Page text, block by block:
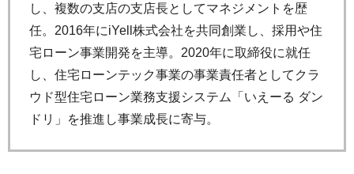
し、複数の支店の支店長としてマネジメントを歴
任。2016年にiYell株式会社を共同創業し、採用や住
宅ローン事業開発を主導。2020年に取締役に就任
し、住宅ローンテック事業の事業責任者としてクラ
ウド型住宅ローン業務支援システム「いえーる ダン
ドリ」を推進し事業成長に寄与。